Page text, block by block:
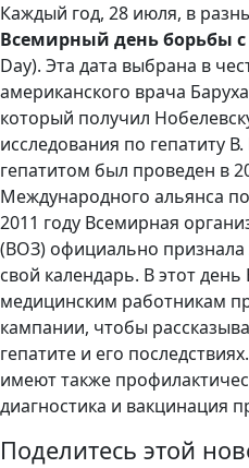
Каждый год, 28 июля, в
Всемирный день борьбы с
Day). Эта дата выбрана в
американского врача
который получил
исследования по гепатиту
гепатитом был проведен в
Международного альянса
2011 году Всемирная
(ВОЗ) официально признала
свой календарь. В этот
медицинским работникам
кампании, чтобы
гепатите и его
имеют также
диагностика и вакцинация
Поделитесь этой